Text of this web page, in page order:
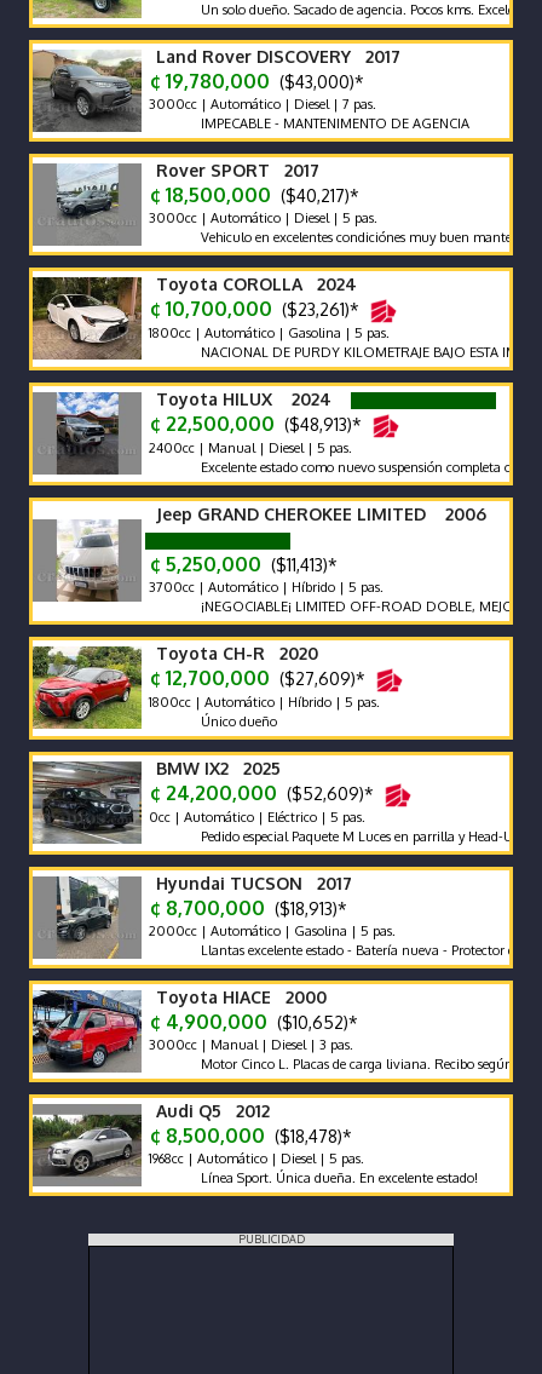
Un solo dueño. Sacado de agencia. Pocos kms. Excelentes
Land Rover DISCOVERY 2017
¢ 19,780,000 ($43,000)*
3000cc | Automático | Diesel | 7 pas.
IMPECABLE - MANTENIMENTO DE AGENCIA
Rover SPORT 2017
¢ 18,500,000 ($40,217)*
3000cc | Automático | Diesel | 5 pas.
Vehiculo en excelentes condiciónes muy buen mantenimiento.
Toyota COROLLA 2024
¢ 10,700,000 ($23,261)*
1800cc | Automático | Gasolina | 5 pas.
NACIONAL DE PURDY KILOMETRAJE BAJO ESTA IMPECABLE
Toyota HILUX 2024
¢ 22,500,000 ($48,913)*
2400cc | Manual | Diesel | 5 pas.
Excelente estado como nuevo suspensión completa old man
Jeep GRAND CHEROKEE LIMITED 2006
¢ 5,250,000 ($11,413)*
3700cc | Automático | Híbrido | 5 pas.
¡NEGOCIABLE¡ LIMITED OFF-ROAD DOBLE, MEJOR
Toyota CH-R 2020
¢ 12,700,000 ($27,609)*
1800cc | Automático | Híbrido | 5 pas.
Único dueño
BMW IX2 2025
¢ 24,200,000 ($52,609)*
0cc | Automático | Eléctrico | 5 pas.
Pedido especial Paquete M Luces en parrilla y Head-Up
Hyundai TUCSON 2017
¢ 8,700,000 ($18,913)*
2000cc | Automático | Gasolina | 5 pas.
Llantas excelente estado - Batería nueva - Protector de cajuela
Toyota HIACE 2000
¢ 4,900,000 ($10,652)*
3000cc | Manual | Diesel | 3 pas.
Motor Cinco L. Placas de carga liviana. Recibo según marca y
Audi Q5 2012
¢ 8,500,000 ($18,478)*
1968cc | Automático | Diesel | 5 pas.
Línea Sport. Única dueña. En excelente estado!
PUBLICIDAD